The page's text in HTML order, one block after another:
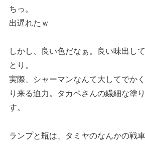
ちっ。
出遅れたｗ
しかし、良い色だなぁ。良い味出し
とり。
実際、シャーマンなんて大してでか
り来る迫力。タカペさんの繊細な塗
す。
ランプと瓶は、タミヤのなんかの戦